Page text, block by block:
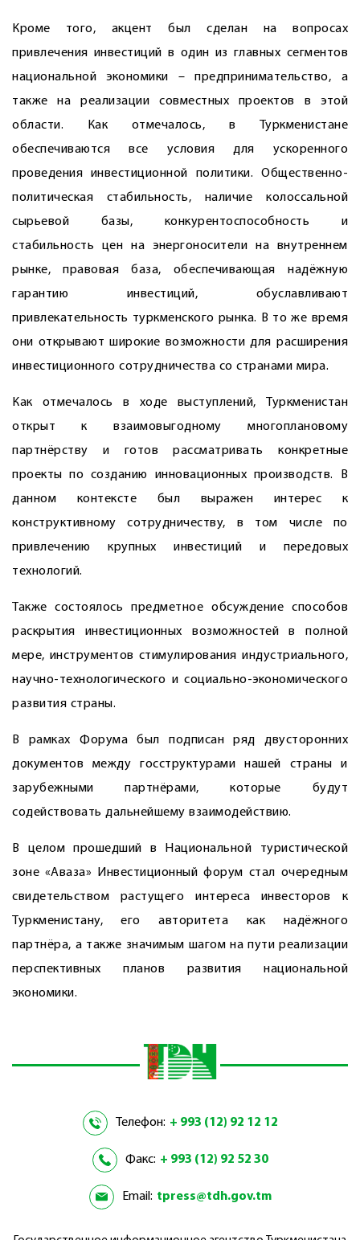
Кроме того, акцент был сделан на вопросах
привлечения инвестиций в один из главных сегментов
национальной экономики – предпринимательство, а
также на реа­лизации совместных проектов в этой
области. Как отмечалось, в Туркменистане
обеспечиваются все условия для ускоренного
проведения инвестиционной политики. Общественно-
политическая стабильность, наличие колоссальной
сырьевой базы, конкурентоспособность и
стабильность цен на энергоносители на внутреннем
рынке, правовая база, обеспечивающая надёжную
гарантию инвестиций, обуславливают
привлекательность туркменского рынка. В то же время
они открывают широкие возможности для расширения
инвестиционного сотрудничества со странами мира.
Как отмечалось в ходе выступлений, Туркменистан
открыт к взаимовыгодному многоплановому
партнёрству и готов рассматривать конкретные
проекты по созданию инновационных производств. В
данном контексте был выражен интерес к
конструктивному сотрудничеству, в том числе по
привлечению крупных инвестиций и передовых
технологий.
Также состоялось предметное обсуждение способов
раскрытия инвес­тиционных возможностей в полной
мере, инструментов стимулирования индустриального,
научно-технологического и социально-экономического
развития страны.
В рамках Форума был подписан ряд двусторонних
документов между госструктурами нашей страны и
зарубежными партнёрами, которые будут
содействовать дальнейшему взаимодействию.
В целом прошедший в Национальной туристической
зоне «Аваза» Инвестиционный форум стал очередным
свидетельством растущего интереса инвесторов к
Туркменистану, его авторитета как надёжного
партнёра, а также значимым шагом на пути реализации
перспективных планов развития национальной
экономики.
Телефон: + 993 (12) 92 12 12
Факс: + 993 (12) 92 52 30
Email: tpress@tdh.gov.tm